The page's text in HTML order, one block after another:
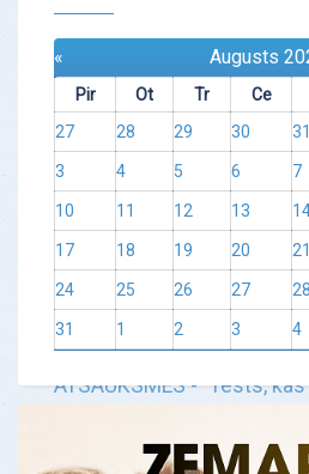
Uzzināt vairāk
ATSAUKSMES - "Tests,
Pirms testa es jutos, kā
« Augusts
Pir Ot Tr Ce
27
28 29 30 31
3 4 5 6 7
10 11 12 13
17 18 19 20 21
24 25 26 27 28
31 1 2 3 4